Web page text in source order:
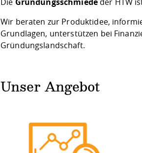
Wir beraten zur Produktidee,
Grundlagen, unterstützen bei
Gründungslandschaft.
Unser Angebot